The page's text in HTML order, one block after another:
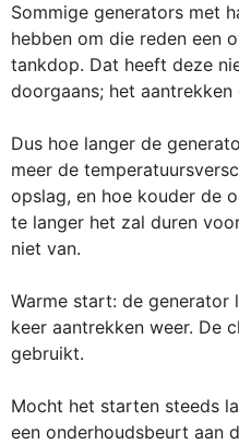
Sommige generators met
hebben om die reden een
tankdop. Dat heeft deze
doorgaans; het
Dus hoe langer de
meer de
opslag, en hoe kouder de
te langer het zal duren
niet van.
Warme start: de generator
keer aantrekken weer. De
gebruikt.
Mocht het starten steeds
een onderhoudsbeurt aan